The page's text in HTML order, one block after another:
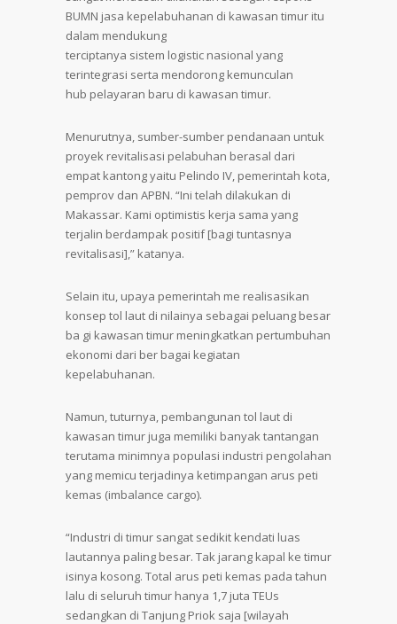
BUMN jasa kepelabuhanan di kawasan timur itu
dalam mendukung
terciptanya sistem logistic nasional yang
terintegrasi serta mendorong kemunculan
hub pelayaran baru di kawasan timur.
Menurutnya, sumber-sumber pendanaan untuk
proyek revitalisasi pelabuhan berasal dari
empat kantong yaitu Pelindo IV, pemerintah kota,
pemprov dan APBN. “Ini telah dilakukan di
Makassar. Kami optimistis kerja sama yang
terjalin berdampak positif [bagi tuntasnya
revitalisasi],” katanya.
Selain itu, upaya pemerintah me realisasikan
konsep tol laut di nilainya sebagai peluang besar
ba gi kawasan timur meningkatkan pertumbuhan
ekonomi dari ber bagai kegiatan
kepelabuhanan.
Namun, tuturnya, pembangunan tol laut di
kawasan timur juga memiliki banyak tantangan
terutama minimnya populasi industri pengolahan
yang memicu terjadinya ketimpangan arus peti
kemas (imbalance cargo).
“Industri di timur sangat sedikit kendati luas
lautannya paling besar. Tak jarang kapal ke timur
isinya kosong. Total arus peti kemas pada tahun
lalu di seluruh timur hanya 1,7 juta TEUs
sedangkan di Tanjung Priok saja [wilayah